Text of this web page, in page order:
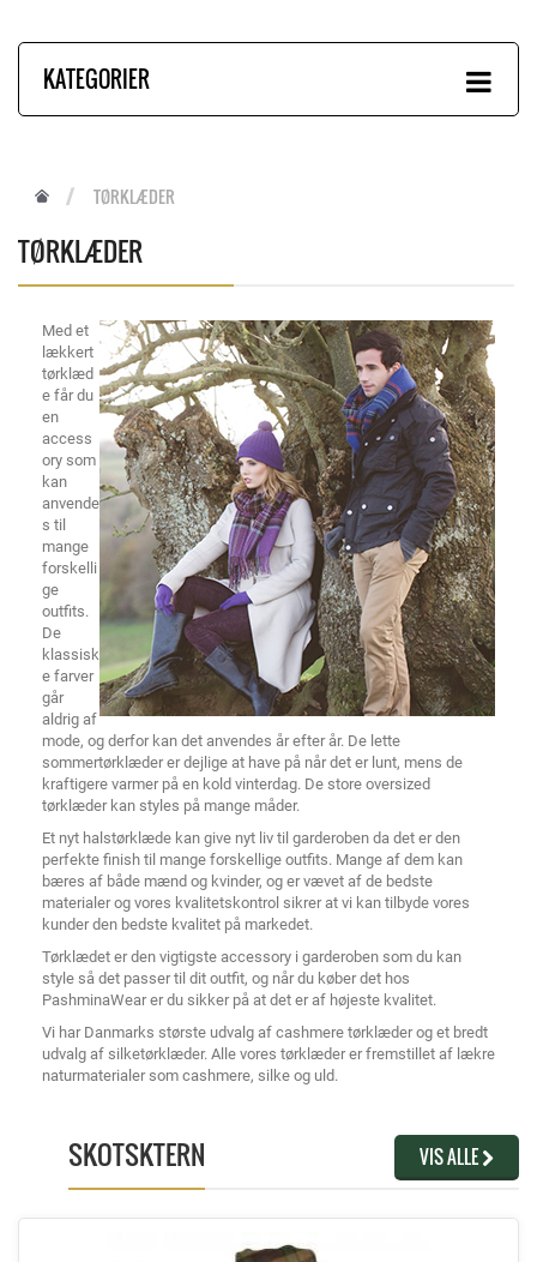
KATEGORIER
TØRKLÆDER
TØRKLÆDER
Med et
lækkert
tørklæd
e får du
en
access
ory som
kan
anvende
s til
mange
forskelli
ge
outfits.
De
klassisk
e farver
går
aldrig af
mode, og derfor kan det anvendes år efter år. De lette
sommertørklæder er dejlige at have på når det er lunt, mens de
kraftigere varmer på en kold vinterdag. De store oversized
tørklæder kan styles på mange måder.
Et nyt halstørklæde kan give nyt liv til garderoben da det er den
perfekte finish til mange forskellige outfits. Mange af dem kan
bæres af både mænd og kvinder, og er vævet af de bedste
materialer og vores kvalitetskontrol sikrer at vi kan tilbyde vores
kunder den bedste kvalitet på markedet.
Tørklædet er den vigtigste accessory i garderoben som du kan
style så det passer til dit outfit, og når du køber det hos
PashminaWear er du sikker på at det er af højeste kvalitet.
Vi har Danmarks største udvalg af cashmere tørklæder og et bredt
udvalg af silketørklæder. Alle vores tørklæder er fremstillet af lækre
naturmaterialer som cashmere, silke og uld.
SKOTSKTERN VIS ALLE